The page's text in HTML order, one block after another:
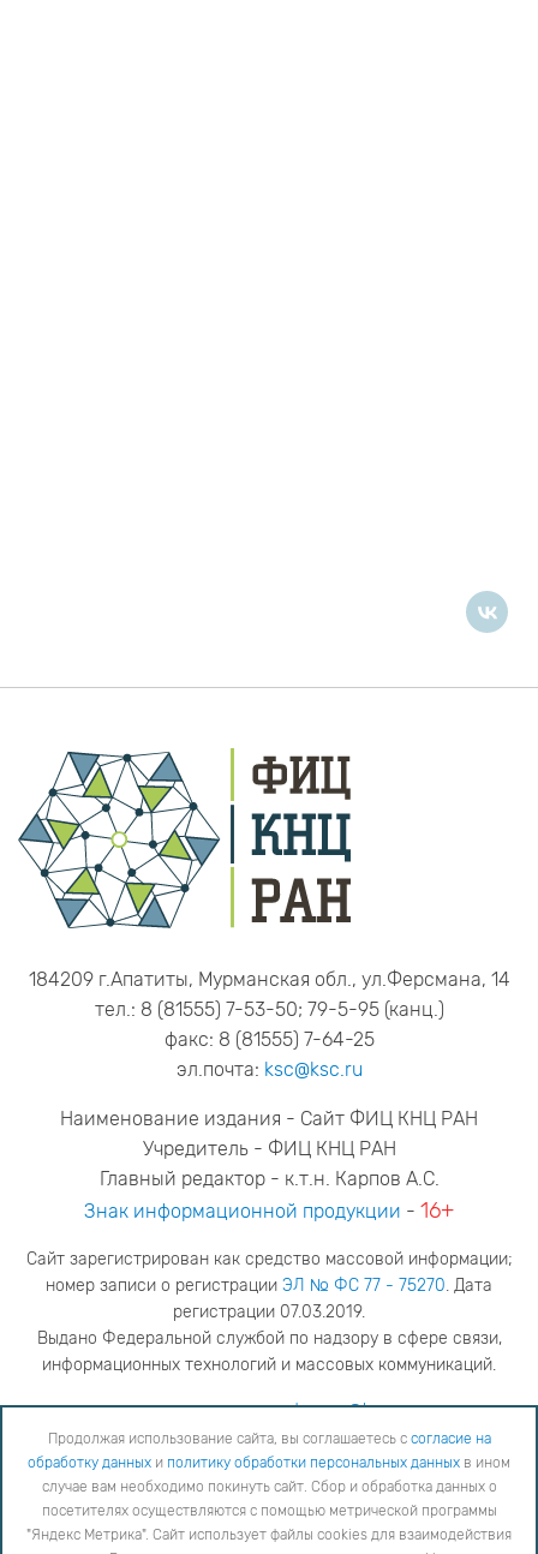
184209 г.Апатиты, Мурманская обл., ул.Ферсмана, 14
тел.: 8 (81555) 7-53-50; 79-5-95 (канц.)
факс: 8 (81555) 7-64-25
эл.почта: ksc@ksc.ru
Наименование издания - Сайт ФИЦ КНЦ РАН
Учредитель - ФИЦ КНЦ РАН
Главный редактор - к.т.н. Карпов А.С.
Знак информационной продукции - 16+
Сайт зарегистрирован как средство массовой информации;
номер записи о регистрации ЭЛ № ФС 77 - 75270. Дата
регистрации 07.03.2019.
Выдано Федеральной службой по надзору в сфере связи,
информационных технологий и массовых коммуникаций.
адрес редакцииya.stogova@ksc.ru
телефон редакции81555-79-516
Продолжая использование сайта, вы соглашаетесь с согласие на обработку данных
обработки персональных данных
в ином случае вам необходимо покинуть сайт. Сбор и обработка
данных о посетителях осуществляются с помощью метрической программы "Яндекс Метрика".
Сайт использует файлы cookies для взаимодействия с вами. Вы можете согласиться на
использование cookies или заблокировать их использование, изменив настройки вашего интернет-
Продолжая использование сайта, вы соглашаетесь с согласие на
обработку данных и политику обработки персональных данных в ином
случае вам необходимо покинуть сайт. Сбор и обработка данных о
посетителях осуществляются с помощью метрической программы
"Яндекс Метрика". Сайт использует файлы cookies для взаимодействия